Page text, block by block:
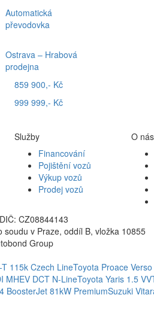
Automatická
převodovka
Ostrava – Hrabová
prodejna
859 900,- Kč
999 999,- Kč
Služby
Financování
Pojištění vozů
Výkup vozů
Prodej vozů
O nás
CZ08844143
v Praze, oddíl B, vložka 10855
Group
115k Czech LineToyota Proace
MHEV DCT N-LineToyota Yaris 1.5
BoosterJet 81kW PremiumSuzuki